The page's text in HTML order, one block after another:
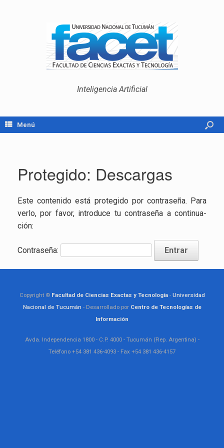
Inteligencia Artificial
Menú
Protegido: Descargas
Este con­te­ni­do está pro­te­gi­do por con­tra­se­ña. Para
verlo, por favor, in­tro­du­ce tu con­tra­se­ña a con­ti­nua­
ción:
Contraseña:
Copyright © Facultad de Ciencias Exactas y Tecnología- Universidad
Nacional de Tucumán - Desarrollado por Centro de Tecnologías de
Información
Avda. Independencia 1800 - C.P. 4000 - Tucumán (Rep. Argentina) -
Teléfono +54 381 436-4093 - Fax +54 381 436-4157